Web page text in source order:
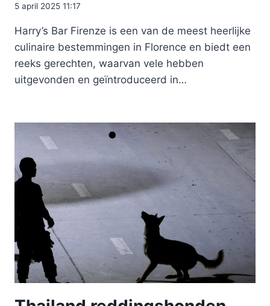
5 april 2025 11:17
Harry’s Bar Firenze is een van de meest heerlijke
culinaire bestemmingen in Florence en biedt een
reeks gerechten, waarvan vele hebben
uitgevonden en geïntroduceerd in…